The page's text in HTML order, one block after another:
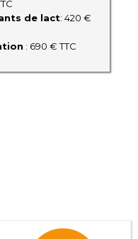
de lact: 420 €
: 690 € TTC